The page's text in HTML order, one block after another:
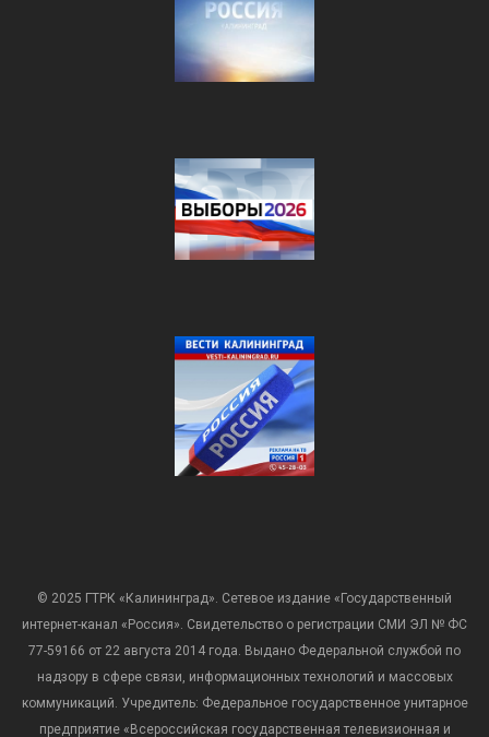
© 2025 ГТРК «Калининград». Сетевое издание «Государственный
интернет-канал «Россия». Свидетельство о регистрации СМИ ЭЛ № ФС
77-59166 от 22 августа 2014 года. Выдано Федеральной службой по
надзору в сфере связи, информационных технологий и массовых
коммуникаций. Учредитель: Федеральное государственное унитарное
предприятие «Всероссийская государственная телевизионная и